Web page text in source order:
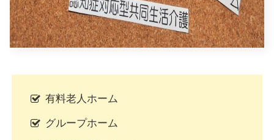
有料老人ホーム
グループホーム